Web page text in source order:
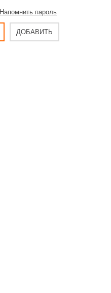
Напомнить пароль
ДОБАВИТЬ